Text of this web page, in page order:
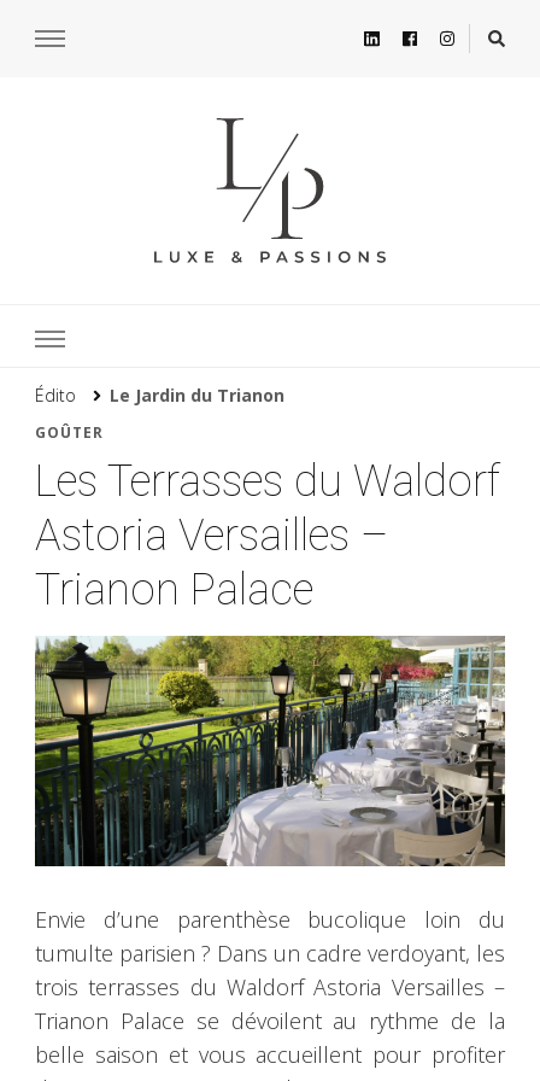
Édito Le Jardin du Trianon
GOÛTER
Les Terrasses du Waldorf
Astoria Versailles –
Trianon Palace
Envie d’une parenthèse bucolique loin du
tumulte parisien ? Dans un cadre verdoyant, les
trois terrasses du Waldorf Astoria Versailles –
Trianon Palace se dévoilent au rythme de la
belle saison et vous accueillent pour profiter